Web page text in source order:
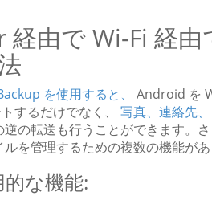
由で Wi​​-Fi 経
を使用すると、
Android を
するだけでなく、 写真、連絡先
逆の転送も行うことができます。
を管理するための複数の機能があ
な機能: